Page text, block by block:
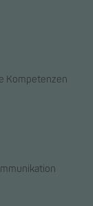
Kompetenzen